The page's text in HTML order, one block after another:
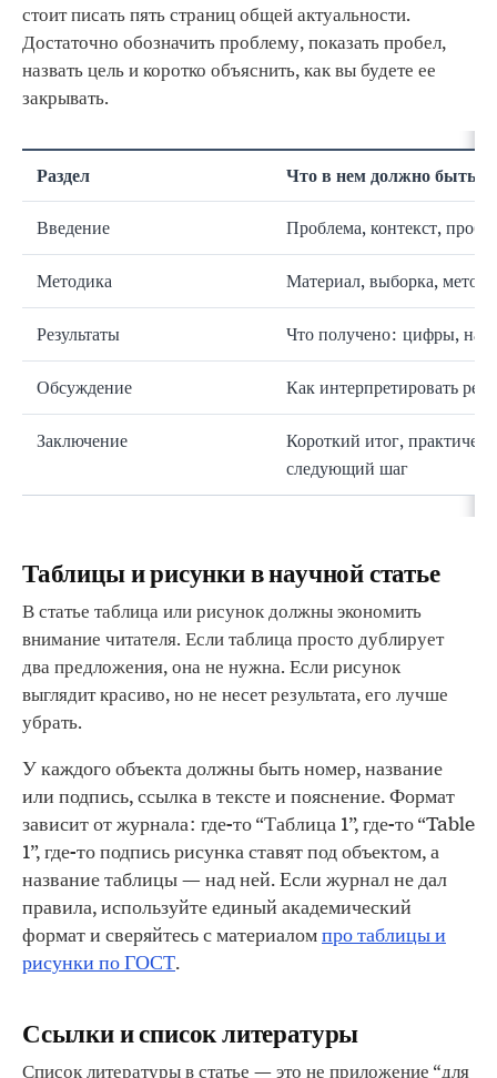
стоит писать пять страниц общей актуальности.
Достаточно обозначить проблему, показать пробел,
назвать цель и коротко объяснить, как вы будете ее
закрывать.
Раздел Что в нем должно быть
Введение Проблема, контекст,
Методика Материал, выборка, метод
Результаты Что получено: цифры,
Обсуждение Как интерпретировать
Заключение
Короткий итог,
следующий шаг
Таблицы и рисунки в научной статье
В статье таблица или рисунок должны экономить
внимание читателя. Если таблица просто дублирует
два предложения, она не нужна. Если рисунок
выглядит красиво, но не несет результата, его лучше
убрать.
У каждого объекта должны быть номер, название
или подпись, ссылка в тексте и пояснение. Формат
зависит от журнала: где-то “Таблица 1”, где-то “Table
1”, где-то подпись рисунка ставят под объектом, а
название таблицы — над ней. Если журнал не дал
правила, используйте единый академический
формат и сверяйтесь с материаломпро таблицы и
рисунки по ГОСТ.
Ссылки и список литературы
Список литературы в статье — это не приложение “для